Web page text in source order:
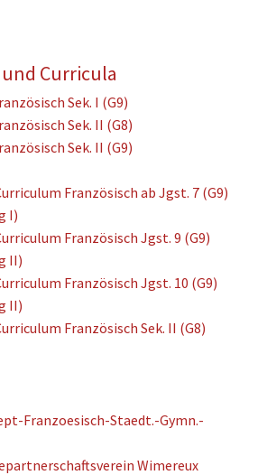
Curricula
Sek. I (G9)
Sek. II (G8)
Sek. II (G9)
Französisch ab Jgst. 7 (G9)
I)
Französisch Jgst. 9 (G9)
II)
Französisch Jgst. 10 (G9)
II)
Französisch Sek. II (G8)
Franzoesisch-Staedt.-Gymn.-
Wimereux